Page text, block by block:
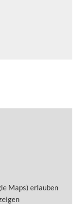
Maps) erlauben